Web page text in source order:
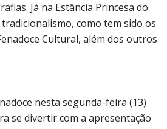
Já na Estância Princesa do
como tem sido os
Cultural, além dos outros
nesta segunda-feira (13)
se divertir com a apresentação